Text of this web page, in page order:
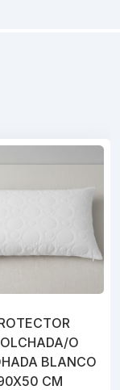
O
BLANCO
CM